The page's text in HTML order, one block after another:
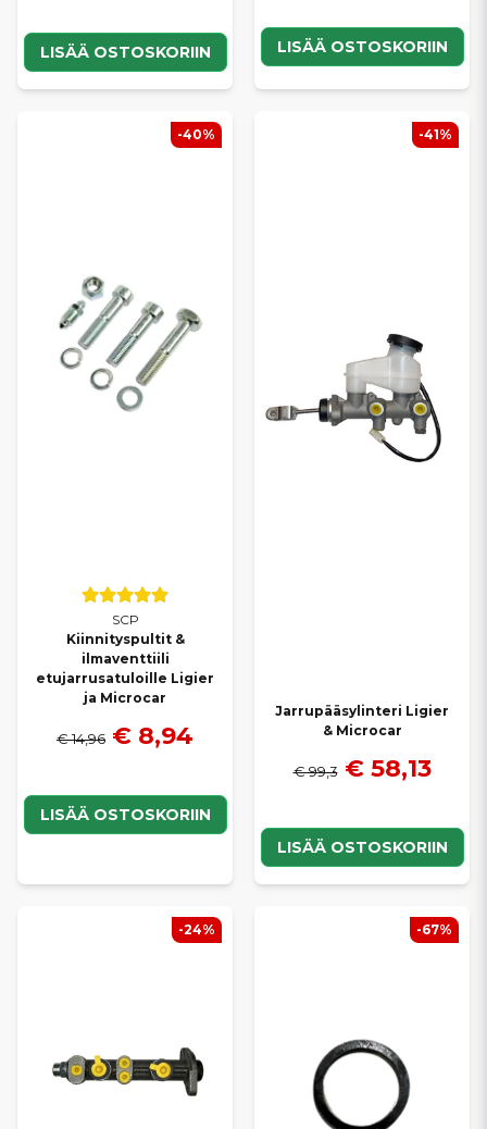
LISÄÄ OSTOSKORIIN LISÄÄ OSTOSKORIIN
SCP
Kiinnityspultit &
ilmaventtiili
etujarrusatuloille Ligier
ja Microcar
€ 14,96 € 8,94
LISÄÄ OSTOSKORIIN
-40%
Jarrupääsylinteri Ligier
& Microcar
€ 99,3 € 58,13
LISÄÄ OSTOSKORIIN
-41%
-24% -67%